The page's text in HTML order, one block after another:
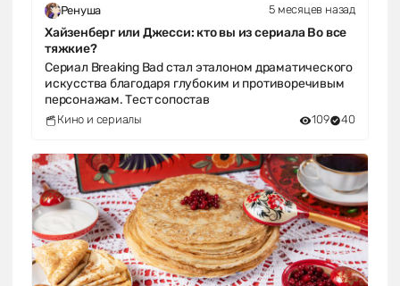
Ренуша 5 месяцев назад
Хайзенберг или Джесси: кто вы из сериала Во все
тяжкие?
Сериал Breaking Bad стал эталоном драматического
искусства благодаря глубоким и противоречивым
персонажам. Тест сопостав
Кино и сериалы 109 40